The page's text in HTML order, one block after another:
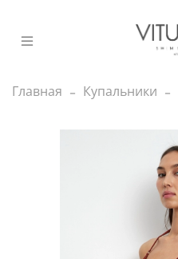
Главная Купальники